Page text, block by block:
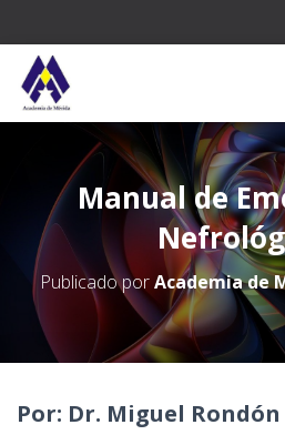
Manual de
Publicado porAcademia de
Por: Dr. Miguel